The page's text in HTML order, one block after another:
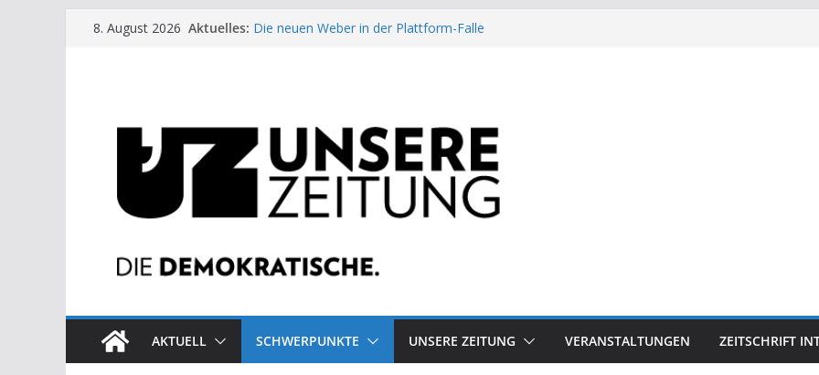
Zum8. August 2026 Aktuelles: Die neuen Weber in der Plattform-Falle
AKTUELL SCHWERPUNKTE UNSERE ZEITUNG VERANSTALTUNGEN ZEITSCHRIFT